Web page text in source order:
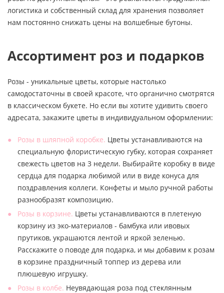
логистика и собственный склад для хранения позволяет
нам постоянно снижать цены на волшебные бутоны.
Ассортимент роз и подарков
Розы - уникальные цветы, которые настолько
самодостаточны в своей красоте, что органично смотрятся
в классическом букете. Но если вы хотите удивить своего
адресата, закажите цветы в индивидуальном оформлении:
Розы в шляпной коробке. Цветы устанавливаются на
специальную флористическую губку, которая сохраняет
свежесть цветов на 3 недели. Выбирайте коробку в виде
сердца для подарка любимой или в виде конуса для
поздравления коллеги. Конфеты и мыло ручной работы
разнообразят композицию.
Розы в корзине. Цветы устанавливаются в плетеную
корзину из эко-материалов - бамбука или ивовых
прутиков, украшаются лентой и яркой зеленью.
Расскажите о поводе для подарка, и мы добавим к розам
в корзине праздничный топпер из дерева или
плюшевую игрушку.
Розы в колбе. Неувядающая роза под стеклянным